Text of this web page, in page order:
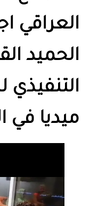
العراقي
الحميد
التنفيذي
ميديا في